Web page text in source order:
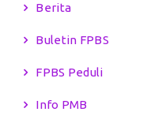
Berita
Buletin FPBS
FPBS Peduli
Info PMB